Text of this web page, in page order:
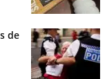
de